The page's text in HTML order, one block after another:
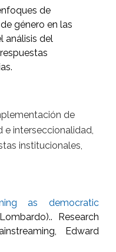
de
género en las
análisis del
de
e interseccionalidad,
institucionales,
as democratic
Research
Edward